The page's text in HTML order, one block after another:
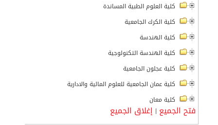
كلية العلوم الطبية المساندة
كلية الكرك الجامعية
كلية الهندسة
كلية الهندسة التكنولوجية
كلية عجلون الجامعية
كلية عمان الجامعية للعلوم المالية والادارية
كلية معان
فتح الجميع | إغلاق الجميع